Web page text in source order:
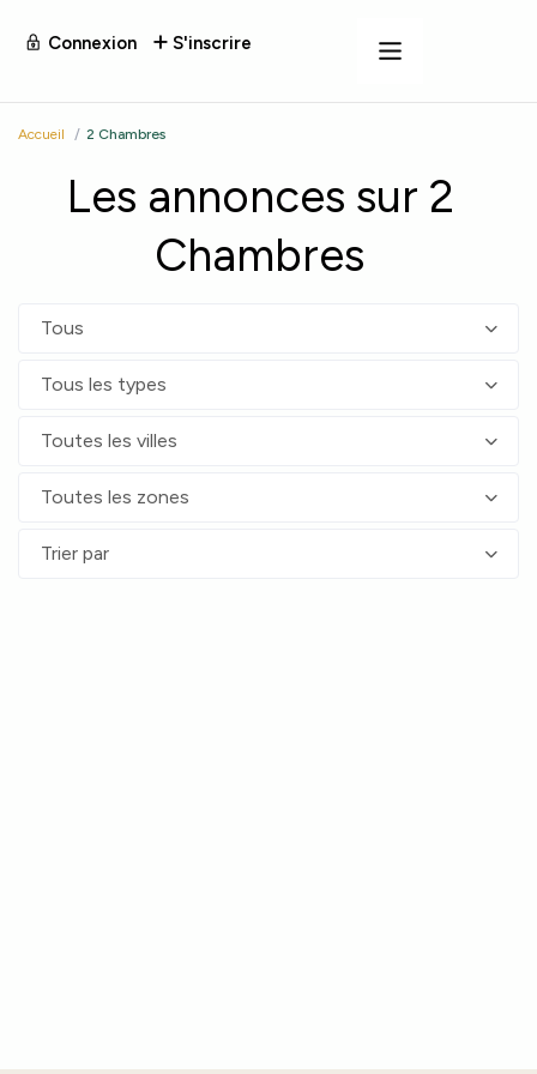
Connexion S'inscrire
Accueil 2 Chambres
Les annonces sur 2
Chambres
Tous
Tous les types
Toutes les villes
Toutes les zones
Trier par